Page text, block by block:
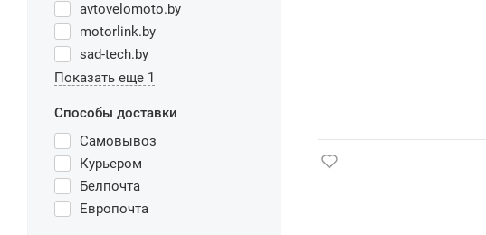
avtovelomoto.by
motorlink.by
sad-tech.by
Показать еще 1
Способы доставки
Самовывоз
Курьером
Белпочта
Европочта